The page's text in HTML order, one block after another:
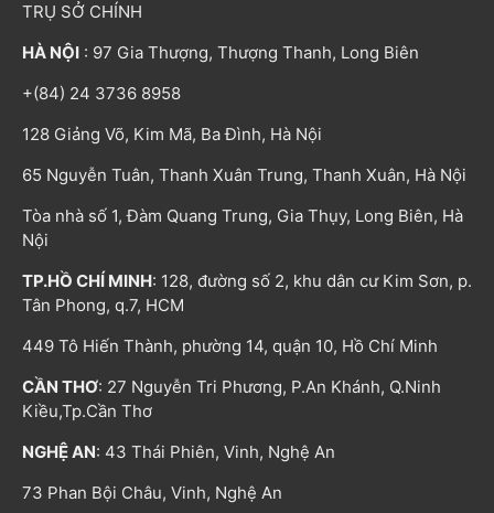
TRỤ SỞ CHÍNH
HÀ NỘI : 97 Gia Thượng, Thượng Thanh, Long Biên
+(84) 24 3736 8958
128 Giảng Võ, Kim Mã, Ba Đình, Hà Nội
65 Nguyễn Tuân, Thanh Xuân Trung, Thanh Xuân, Hà Nội
Tòa nhà số 1, Đàm Quang Trung, Gia Thụy, Long Biên, Hà
Nội
TP.HỒ CHÍ MINH: 128, đường số 2, khu dân cư Kim Sơn, p.
Tân Phong, q.7, HCM
449 Tô Hiến Thành, phường 14, quận 10, Hồ Chí Minh
CẦN THƠ: 27 Nguyễn Tri Phương, P.An Khánh, Q.Ninh
Kiều,Tp.Cần Thơ
NGHỆ AN: 43 Thái Phiên, Vinh, Nghệ An
73 Phan Bội Châu, Vinh, Nghệ An